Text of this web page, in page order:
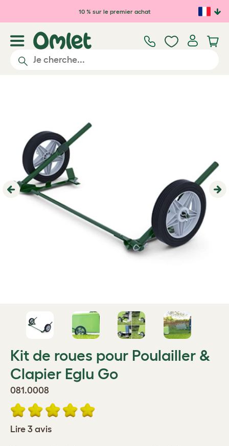
Passer au contenu principal
10 % sur le premier achat
Previous
Kit de roues pour Poulailler &
Clapier Eglu Go
081.0008
Lire 3 avis